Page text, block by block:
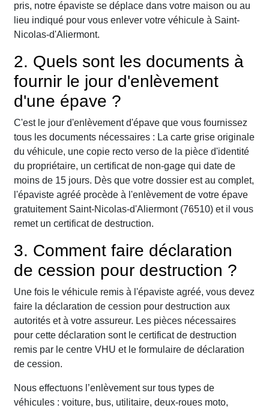
pris, notre épaviste se déplace dans votre maison ou au
lieu indiqué pour vous enlever votre véhicule à Saint-
Nicolas-d'Aliermont.
2. Quels sont les documents à
fournir le jour d'enlèvement
d'une épave ?
C'est le jour d'enlèvement d'épave que vous fournissez
tous les documents nécessaires : La carte grise originale
du véhicule, une copie recto verso de la pièce d'identité
du propriétaire, un certificat de non-gage qui date de
moins de 15 jours. Dès que votre dossier est au complet,
l'épaviste agréé procède à l'enlèvement de votre épave
gratuitement Saint-Nicolas-d'Aliermont (76510) et il vous
remet un certificat de destruction.
3. Comment faire déclaration
de cession pour destruction ?
Une fois le véhicule remis à l'épaviste agréé, vous devez
faire la déclaration de cession pour destruction aux
autorités et à votre assureur. Les pièces nécessaires
pour cette déclaration sont le certificat de destruction
remis par le centre VHU et le formulaire de déclaration
de cession.
Nous effectuons l’enlèvement sur tous types de
véhicules : voiture, bus, utilitaire, deux-roues moto,